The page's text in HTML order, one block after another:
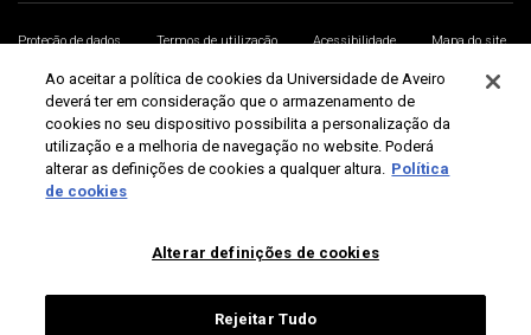
Proteção de dados Termos de utilização Acessibilidade
Mapa do site
Universidade de Aveiro 2026
Ao aceitar a política de cookies da Universidade de Aveiro
deverá ter em consideração que o armazenamento de
cookies no seu dispositivo possibilita a personalização da
utilização e a melhoria de navegação no website. Poderá
alterar as definições de cookies a qualquer altura. Política
de cookies
Alterar definições de cookies
Rejeitar Tudo